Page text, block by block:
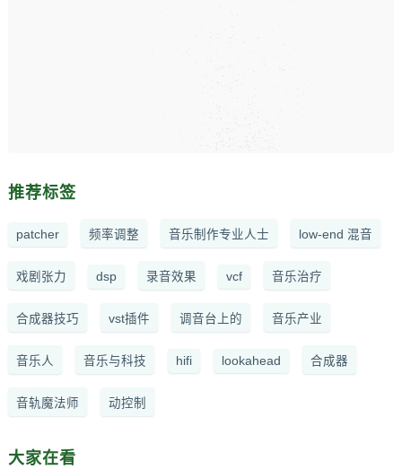
推荐标签
patcher 频率调整 音乐制作专业人士 low-end 混音
戏剧张力 dsp 录音效果 vcf 音乐治疗
合成器技巧 vst插件 调音台上的 音乐产业
音乐人 音乐与科技 hifi lookahead 合成器
音轨魔法师 动控制
大家在看